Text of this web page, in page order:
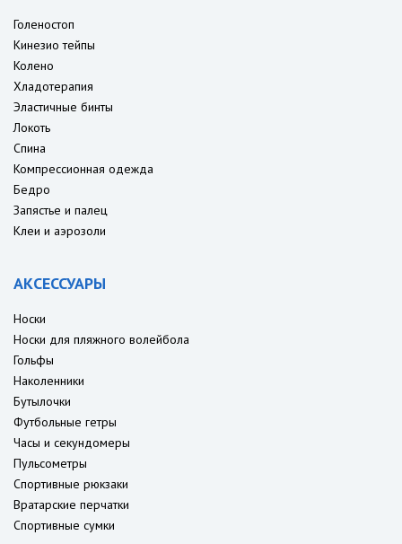
Голеностоп
Кинезио тейпы
Колено
Хладотерапия
Эластичные бинты
Локоть
Спина
Компрессионная одежда
Бедро
Запястье и палец
Клеи и аэрозоли
АКСЕССУАРЫ
Носки
Носки для пляжного волейбола
Гольфы
Наколенники
Бутылочки
Футбольные гетры
Часы и секундомеры
Пульсометры
Спортивные рюкзаки
Вратарские перчатки
Спортивные сумки